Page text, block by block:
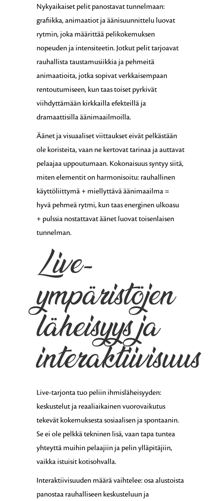
Nykyaikaiset pelit panostavat tunnelmaan:
grafiikka, animaatiot ja äänisuunnittelu luovat
rytmin, joka määrittää pelikokemuksen
nopeuden ja intensiteetin. Jotkut pelit tarjoavat
rauhallista taustamusiikkia ja pehmeitä
animaatioita, jotka sopivat verkkaisempaan
rentoutumiseen, kun taas toiset pyrkivät
viihdyttämään kirkkailla efekteillä ja
dramaattisilla äänimaailmoilla.
Äänet ja visuaaliset viittaukset eivät pelkästään
ole koristeita, vaan ne kertovat tarinaa ja auttavat
pelaajaa uppoutumaan. Kokonaisuus syntyy siitä,
miten elementit on harmonisoitu: rauhallinen
käyttöliittymä + miellyttävä äänimaailma =
hyvä pehmeä rytmi, kun taas energinen ulkoasu
+ pulssia nostattavat äänet luovat toisenlaisen
tunnelman.
Live-
ympäristöjen
läheisyys ja
interaktiivisuus
Live-tarjonta tuo peliin ihmisläheisyyden:
keskustelut ja reaaliaikainen vuorovaikutus
tekevät kokemuksesta sosiaalisen ja spontaanin.
Se ei ole pelkkä tekninen lisä, vaan tapa tuntea
yhteyttä muihin pelaajiin ja pelin ylläpitäjiin,
vaikka istuisit kotisohvalla.
Interaktiivisuuden määrä vaihtelee: osa alustoista
panostaa rauhalliseen keskusteluun ja